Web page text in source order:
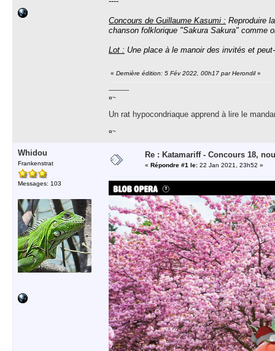
Concours de Guillaume Kasumi : Reproduire
chanson folklorique "Sakura Sakura" comme
Lot : Une place à le manoir des invités et
« Dernière édition: 5 Fév 2022, 00h17 par Herondil»
-----------
¤~
Un rat hypocondriaque apprend à lire le
¤~
Whidou
Frankenstrat
Messages: 103
Re : Katamariff - Concours 18,
« Répondre #1 le: 22 Jan 2021, 23h52 »